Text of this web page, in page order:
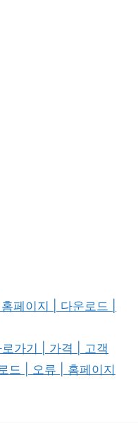
페이지 | 다운로드 |
가기 | 가격 | 고객
드 | 오류 | 홈페이지